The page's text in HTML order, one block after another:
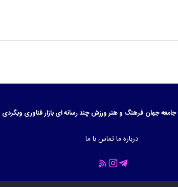
جامعهجهان فرهنگ و هنرورزشچند رسانه ایبازارفناوری وبگردی
درباره ماتماس با ما